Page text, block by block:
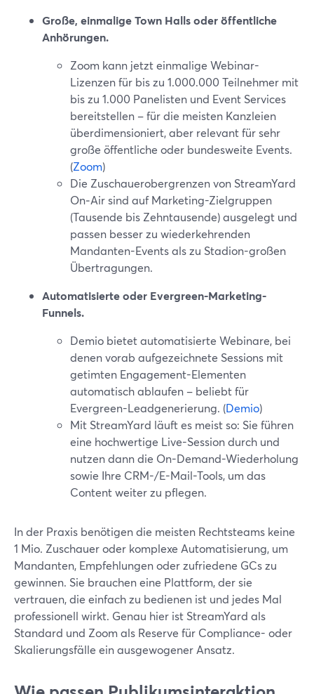
Große, einmalige Town Halls oder öffentliche
Anhörungen.
Zoom kann jetzt einmalige Webinar-
Lizenzen für bis zu 1.000.000 Teilnehmer mit
bis zu 1.000 Panelisten und Event Services
bereitstellen – für die meisten Kanzleien
überdimensioniert, aber relevant für sehr
große öffentliche oder bundesweite Events.
(Zoom)
Die Zuschauerobergrenzen von StreamYard
On‑Air sind auf Marketing-Zielgruppen
(Tausende bis Zehntausende) ausgelegt und
passen besser zu wiederkehrenden
Mandanten-Events als zu Stadion-großen
Übertragungen.
Automatisierte oder Evergreen-Marketing-
Funnels.
Demio bietet automatisierte Webinare, bei
denen vorab aufgezeichnete Sessions mit
getimten Engagement-Elementen
automatisch ablaufen – beliebt für
Evergreen-Leadgenerierung. (Demio)
Mit StreamYard läuft es meist so: Sie führen
eine hochwertige Live-Session durch und
nutzen dann die On-Demand-Wiederholung
sowie Ihre CRM-/E-Mail-Tools, um das
Content weiter zu pflegen.
In der Praxis benötigen die meisten Rechtsteams keine
1 Mio. Zuschauer oder komplexe Automatisierung, um
Mandanten, Empfehlungen oder zufriedene GCs zu
gewinnen. Sie brauchen eine Plattform, der sie
vertrauen, die einfach zu bedienen ist und jedes Mal
professionell wirkt. Genau hier ist StreamYard als
Standard und Zoom als Reserve für Compliance- oder
Skalierungsfälle ein ausgewogener Ansatz.